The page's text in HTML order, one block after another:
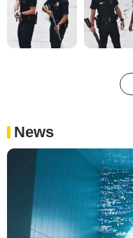
News